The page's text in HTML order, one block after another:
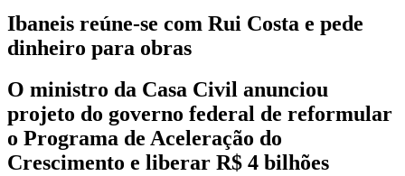
Ibaneis reúne-se com Rui Costa e pede
dinheiro para obras
O ministro da Casa Civil anunciou
projeto do governo federal de reformular
o Programa de Aceleração do
Crescimento e liberar R$ 4 bilhões